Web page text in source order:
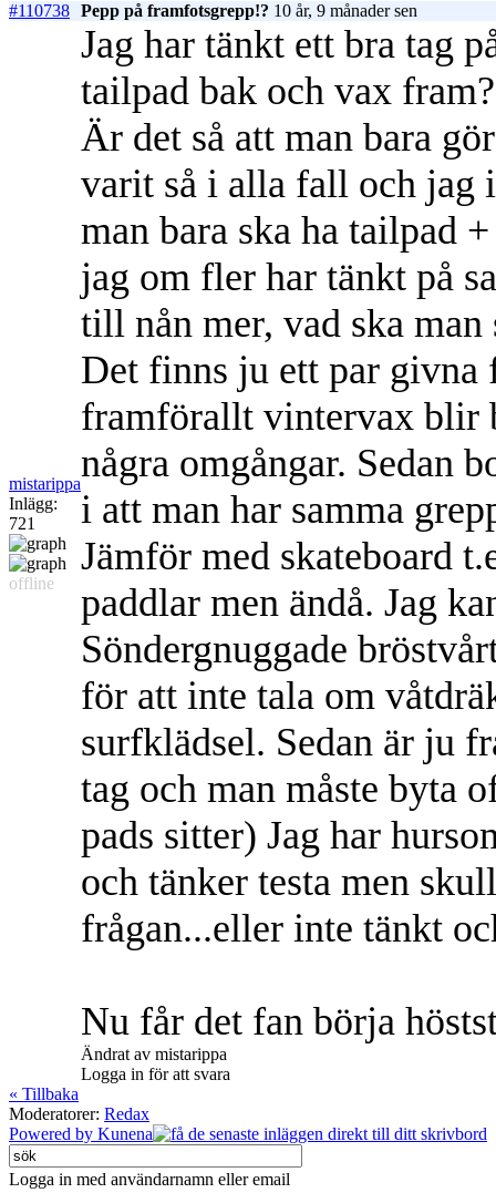
#110738 Pepp på framfotsgrepp!? 10 år, 9 månader sen
mistarippa
Inlägg:
721
offline
Jag har tänkt ett bra tag
tailpad bak och vax fram?
Är det så att man bara
varit så i alla fall och jag
man bara ska ha tailpad
jag om fler har tänkt på
till nån mer, vad ska
Det finns ju ett par givna
framförallt vintervax blir
några omgångar. Sedan
i att man har samma
Jämför med skateboard
paddlar men ändå. Jag
Söndergnuggade
för att inte tala om
surfklädsel. Sedan är ju
tag och man måste byta
pads sitter) Jag har
och tänker testa men
frågan...eller inte tänkt
Nu får det fan börja
Ändrat av mistarippa
Logga in för att svara
« Tillbaka
Moderatorer: Redax
Powered by Kunena
Logga in med användarnamn eller email